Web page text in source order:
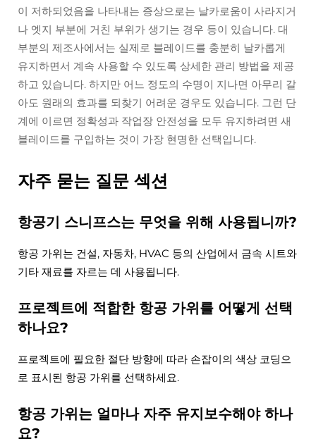
이 저하되었음을 나타내는 증상으로는 날카로움이 사라지거
나 엣지 부분에 거친 부위가 생기는 경우 등이 있습니다. 대
부분의 제조사에서는 실제로 블레이드를 충분히 날카롭게
유지하면서 계속 사용할 수 있도록 상세한 관리 방법을 제공
하고 있습니다. 하지만 어느 정도의 수명이 지나면 아무리 갈
아도 원래의 효과를 되찾기 어려운 경우도 있습니다. 그런 단
계에 이르면 정확성과 작업장 안전성을 모두 유지하려면 새
블레이드를 구입하는 것이 가장 현명한 선택입니다.
자주 묻는 질문 섹션
항공기 스니프스는 무엇을 위해 사용됩니까?
항공 가위는 건설, 자동차, HVAC 등의 산업에서 금속 시트와
기타 재료를 자르는 데 사용됩니다.
프로젝트에 적합한 항공 가위를 어떻게 선택
하나요?
프로젝트에 필요한 절단 방향에 따라 손잡이의 색상 코딩으
로 표시된 항공 가위를 선택하세요.
항공 가위는 얼마나 자주 유지보수해야 하나
요?